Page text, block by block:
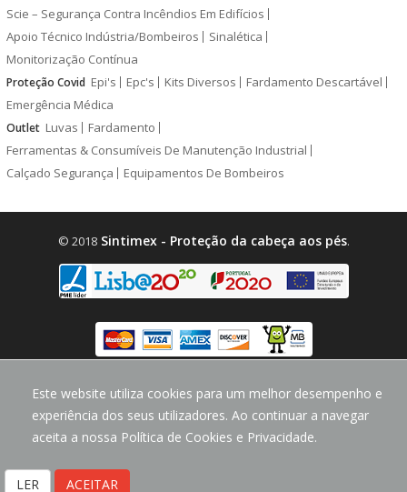
Este website utiliza cookies para um melhor desempenho e
experiência dos seus utilizadores. Ao continuar a navegar
aceita a nossa Política de Cookies e Privacidade.
LER ACEITAR
Scie – Segurança Contra Incêndios Em Edifícios
Apoio Técnico Indústria/Bombeiros
Sinalética
Monitorização Contínua
Proteção Covid Epi's Epc's Kits Diversos
Fardamento Descartável
Emergência Médica
Outlet Luvas
Fardamento
Ferramentas & Consumíveis De Manutenção Industrial
Calçado Segurança
Equipamentos De Bombeiros
© 2018Sintimex - Proteção da cabeça aos pés.
design byCodeMind.PT
Parceiro Digital desde 2018 Top 5% PME